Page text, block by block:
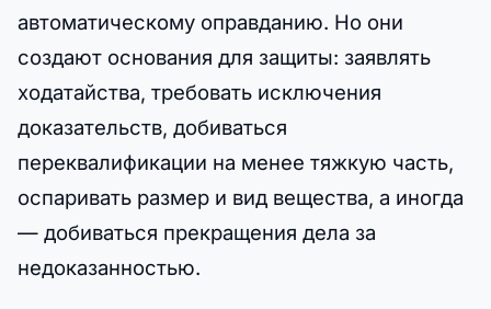
автоматическому оправданию. Но они
создают основания для защиты: заявлять
ходатайства, требовать исключения
доказательств, добиваться
переквалификации на менее тяжкую часть,
оспаривать размер и вид вещества, а иногда
— добиваться прекращения дела за
недоказанностью.